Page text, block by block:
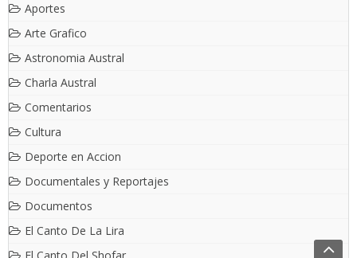
Aportes
Arte Grafico
Astronomia Austral
Charla Austral
Comentarios
Cultura
Deporte en Accion
Documentales y Reportajes
Documentos
El Canto De La Lira